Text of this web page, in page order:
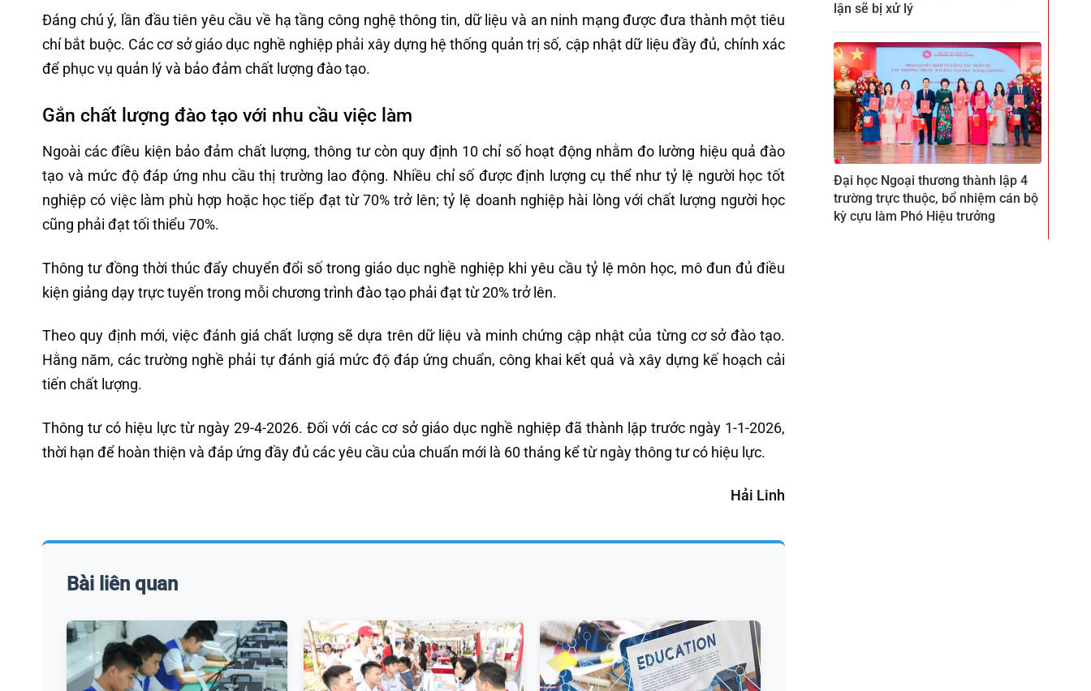
Đáng chú ý, lần đầu tiên yêu cầu về hạ tầng công nghệ thông tin, dữ liệu và an ninh mạng được đưa thành một tiêu
chí bắt buộc. Các cơ sở giáo dục nghề nghiệp phải xây dựng hệ thống quản trị số, cập nhật dữ liệu đầy đủ, chính xác
để phục vụ quản lý và bảo đảm chất lượng đào tạo.
Gắn chất lượng đào tạo với nhu cầu việc làm
Ngoài các điều kiện bảo đảm chất lượng, thông tư còn quy định 10 chỉ số hoạt động nhằm đo lường hiệu quả đào
tạo và mức độ đáp ứng nhu cầu thị trường lao động. Nhiều chỉ số được định lượng cụ thể như tỷ lệ người học tốt
nghiệp có việc làm phù hợp hoặc học tiếp đạt từ 70% trở lên; tỷ lệ doanh nghiệp hài lòng với chất lượng người học
cũng phải đạt tối thiểu 70%.
Thông tư đồng thời thúc đẩy chuyển đổi số trong giáo dục nghề nghiệp khi yêu cầu tỷ lệ môn học, mô đun đủ điều
kiện giảng dạy trực tuyến trong mỗi chương trình đào tạo phải đạt từ 20% trở lên.
Theo quy định mới, việc đánh giá chất lượng sẽ dựa trên dữ liệu và minh chứng cập nhật của từng cơ sở đào tạo.
Hằng năm, các trường nghề phải tự đánh giá mức độ đáp ứng chuẩn, công khai kết quả và xây dựng kế hoạch cải
tiến chất lượng.
Thông tư có hiệu lực từ ngày 29-4-2026. Đối với các cơ sở giáo dục nghề nghiệp đã thành lập trước ngày 1-1-2026,
thời hạn để hoàn thiện và đáp ứng đầy đủ các yêu cầu của chuẩn mới là 60 tháng kể từ ngày thông tư có hiệu lực.
Hải Linh
Bài liên quan
lận sẽ bị xử lý
Đại học Ngoại thương thành lập 4
trường trực thuộc, bổ nhiệm cán bộ
kỳ cựu làm Phó Hiệu trưởng